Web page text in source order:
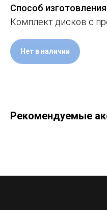
Способ
Комплект дисков с
Нет в наличии
Рекомендуемые